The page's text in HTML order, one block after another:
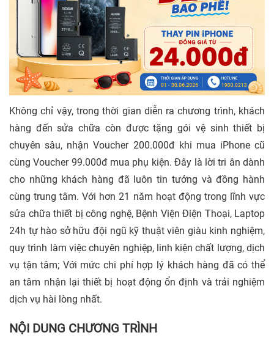
Không chỉ vậy, trong thời gian diễn ra chương trình, khách
hàng đến sửa chữa còn được tặng gói vệ sinh thiết bị
chuyên sâu, nhận Voucher 200.000đ khi mua iPhone cũ
cùng Voucher 99.000đ mua phụ kiện. Đây là lời tri ân dành
cho những khách hàng đã luôn tin tưởng và đồng hành
cùng trung tâm. Với hơn 21 năm hoạt động trong lĩnh vực
sửa chữa thiết bị công nghệ, Bệnh Viện Điện Thoại, Laptop
24h tự hào sở hữu đội ngũ kỹ thuật viên giàu kinh nghiệm,
quy trình làm việc chuyên nghiệp, linh kiện chất lượng, dịch
vụ tận tâm; Với mức chi phí hợp lý khách hàng đã có thể
an tâm nhận lại thiết bị hoạt động ổn định và trải nghiệm
dịch vụ hài lòng nhất.
NỘI DUNG CHƯƠNG TRÌNH